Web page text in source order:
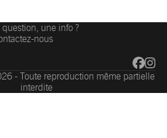
question, une info ?
nous
- Toute reproduction même partielle
interdite